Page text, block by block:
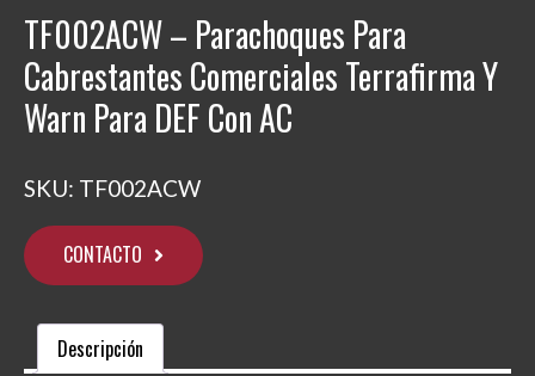
TF002ACW – Parachoques Para
Cabrestantes Comerciales Terrafirma Y
Warn Para DEF Con AC
SKU: TF002ACW
CONTACTO
Descripción